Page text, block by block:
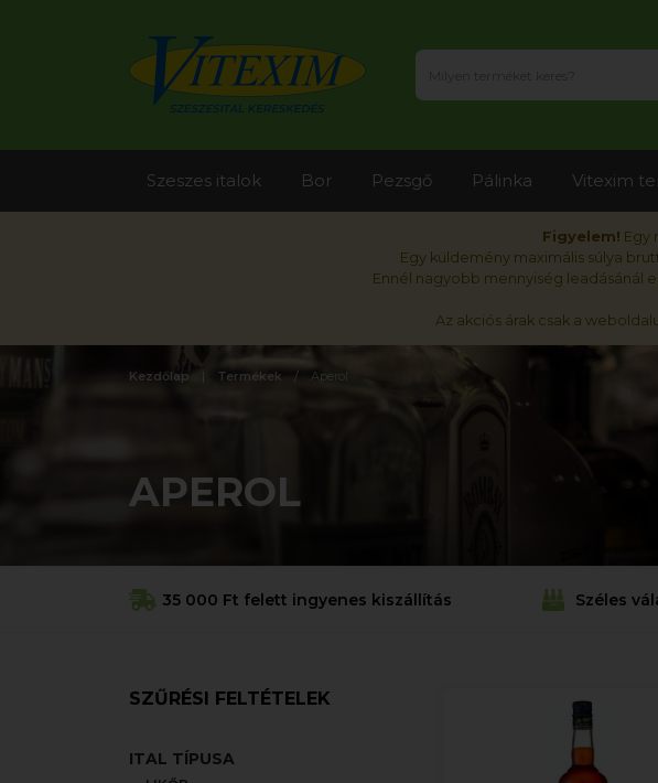
Figyelem! Egy
Egy küldemény maximális súlya
Ennél nagyobb mennyiség leadásánál
Az akciós árak csak a
Szeszes italok Bor Pezsgő Pálinka Vitexim
Kezdőlap Termékek Aperol
APEROL
35 000 Ft felett ingyenes kiszállítás Széles
SZŰRÉSI FELTÉTELEK
ITAL TÍPUSA